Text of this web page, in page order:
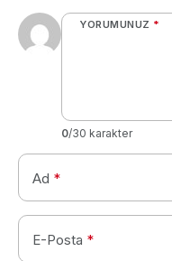
YORUMUNUZ *
0/30 karakter
Ad *
E-Posta *